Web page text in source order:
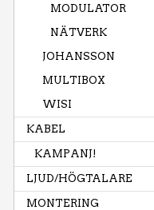
MODULATOR
NÄTVERK
JOHANSSON
MULTIBOX
WISI
KABEL
KAMPANJ!
LJUD/HÖGTALARE
MONTERING